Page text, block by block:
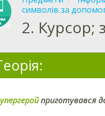
символів за
2. Курсор;
приготувався